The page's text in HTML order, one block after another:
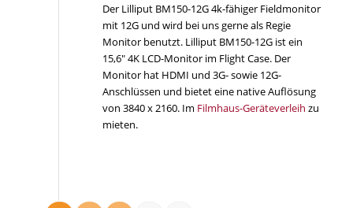
Der Lilliput BM150-12G 4k-fähiger Fieldmonitor
mit 12G und wird bei uns gerne als Regie
Monitor benutzt. Lilliput BM150-12G ist ein
15,6″ 4K LCD-Monitor im Flight Case. Der
Monitor hat HDMI und 3G- sowie 12G-
Anschlüssen und bietet eine native Auflösung
von 3840 x 2160. Im Filmhaus-Geräteverleih zu
mieten.